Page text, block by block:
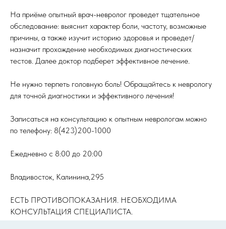
На приёме опытный врач-невролог проведет тщательное
обследование: выяснит характер боли, частоту, возможные
причины, а также изучит историю здоровья и проведет/
назначит прохождение необходимых диагностических
тестов. Далее доктор подберет эффективное лечение.
Не нужно терпеть головную боль! Обращайтесь к неврологу
для точной диагностики и эффективного лечения!
Записаться на консультацию к опытным неврологам можно
по телефону: 8(423)200-1000
Ежедневно с 8:00 до 20:00
Владивосток, Калинина,295
ЕСТЬ ПРОТИВОПОКАЗАНИЯ. НЕОБХОДИМА
КОНСУЛЬТАЦИЯ СПЕЦИАЛИСТА.